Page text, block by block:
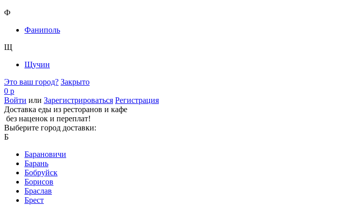
Ф
Фаниполь
Щ
Щучин
Это ваш город? Закрыто
0 р
Войти или Зарегистрироваться Регистрация
Доставка еды из ресторанов и кафе
без наценок и переплат!
Выберите город доставки:
Б
Барановичи
Барань
Бобруйск
Борисов
Браслав
Брест